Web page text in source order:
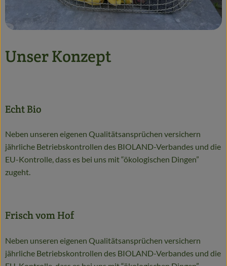
Unser Konzept
Echt Bio
Neben unseren eigenen Qualitätsansprüchen versichern
jährliche Betriebskontrollen des BIOLAND-Verbandes und die
EU-Kontrolle, dass es bei uns mit “ökologischen Dingen”
zugeht.
Frisch vom Hof
Neben unseren eigenen Qualitätsansprüchen versichern
jährliche Betriebskontrollen des BIOLAND-Verbandes und die